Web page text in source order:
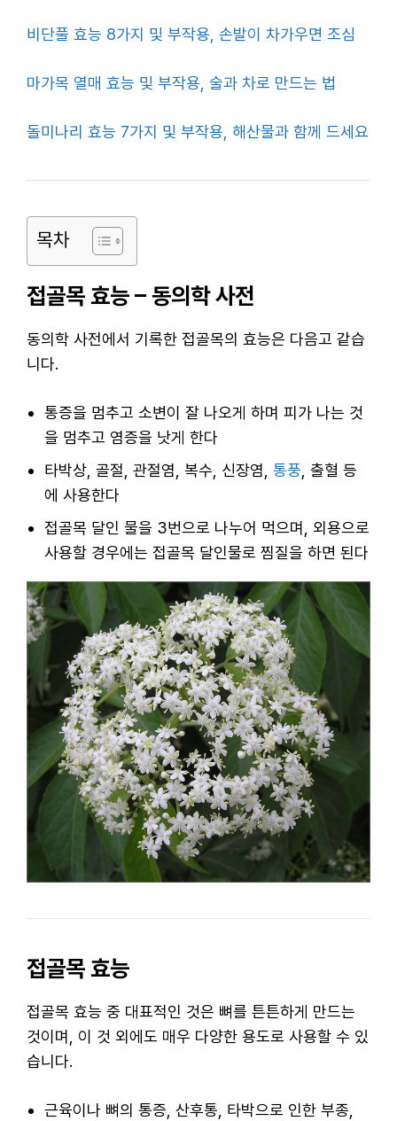
비단풀 효능 8가지 및 부작용, 손발이 차가우면 조심
마가목 열매 효능 및 부작용, 술과 차로 만드는 법
돌미나리 효능 7가지 및 부작용, 해산물과 함께 드세요
목차
접골목 효능 – 동의학 사전
동의학 사전에서 기록한 접골목의 효능은 다음고 같습
니다.
통증을 멈추고 소변이 잘 나오게 하며 피가 나는 것
을 멈추고 염증을 낫게 한다
타박상, 골절, 관절염, 복수, 신장염, 통풍 , 출혈 등
에 사용한다
접골목 달인 물을 3번으로 나누어 먹으며, 외용으로
사용할 경우에는 접골목 달인물로 찜질을 하면 된다
접골목 효능
접골목 효능 중 대표적인 것은 뼈를 튼튼하게 만드는
것이며, 이 것 외에도 매우 다양한 용도로 사용할 수 있
습니다.
근육이나 뼈의 통증, 산후통, 타박으로 인한 부종,